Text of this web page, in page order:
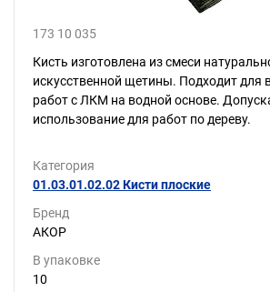
173 10 035
Кисть изготовлена из смеси
искусственной щетины. Подходит для
работ с ЛКМ на водной основе.
использование для работ по дереву.
Категория
01.03.01.02.02 Кисти плоские
Бренд
АКОР
В упаковке
10